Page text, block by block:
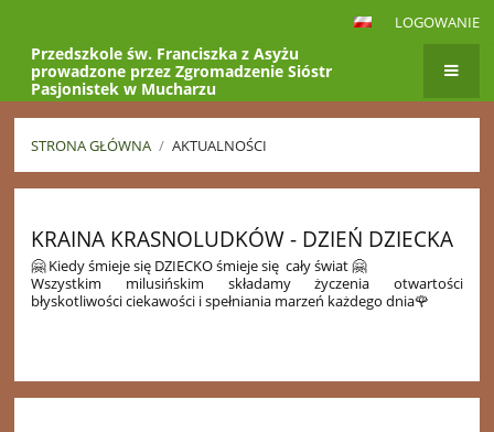
LOGOWANIE
Przedszkole św. Franciszka z Asyżu
prowadzone przez Zgromadzenie Sióstr
Pasjonistek w Mucharzu
Klub Dziecięcy
"Kraina Krasnoludków"
STRONA GŁÓWNA / AKTUALNOŚCI
KRAINA KRASNOLUDKÓW - DZIEŃ DZIECKA
🤗 Kiedy śmieje się DZIECKO śmieje się cały świat 🤗
Wszystkim milusińskim składamy życzenia otwartości
błyskotliwości ciekawości i spełniania marzeń każdego dnia🌹